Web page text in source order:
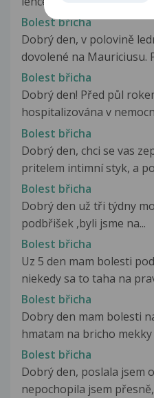
Bolest břicha
Dobrý den, v polovině
dovolené na Mauriciusu.
Bolest břicha
Dobrý den! Před půl
hospitalizována v
Bolest břicha
Dobrý den, chci se vas
pritelem intimní styk, a
Bolest břicha
Dobrý den už tři týdny
podbřišek ,byli jsme na...
Bolest břicha
Uz 5 den mam bolesti
niekedy sa to taha na
Bolest břicha
Dobry den mam bolesti
hmatam na bricho mekky
Bolest břicha
Dobrý den, poslala jsem
nepochopila jsem